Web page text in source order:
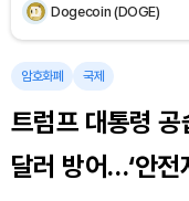
Bitcoin (BTC)
암호화폐 국제
트럼프 대통령
달러 방어…‘안전